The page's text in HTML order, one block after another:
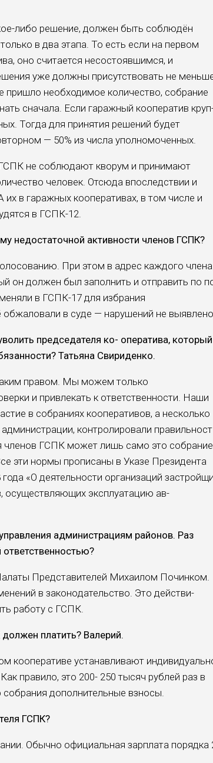
либо решение, должен быть со­блюдён
в два этапа. То есть если на первом
оно считается не­состоявшимся, и
уже долж­ны присутствовать не
при­шло необходимое количе­ство, собрание
сначала. Если гаражный кооператив
Тог­да для принятия решений будет
— 50% из числа упол­номоченных.
не соблюдают кворум и при­нимают
человек. Отсюда впоследствии и
их в гаражных кооперативах, в том числе и
в ГСПК-12.
недостаточной активности членов ГСПК?
При этом в адрес каж­дого члена
он должен был за­полнить и отправить по
в ГСПК-17 для избрания
в суде — нарушений не
председателя ко- оператива, который
Та­тьяна Свириденко.
правом. Мы можем толь­ко
и привлекать к ответствен­ности. Наши
в собраниях коопе­ративов, а несколько
контролировали
чле­нов ГСПК может лишь само это
эти нормы прописаны в Указе Президента
«О деятельно­сти организаций
осущест­вляющих эксплуатацию ав­
администраци­ям районов. Раз
Представителей Михаи­лом Починком.
в законо­дательство. Это действи­
работу с ГСПК.
платить? Ва­лерий.
ко­оперативе устанавливают
правило, это 200- 250 тысяч рублей раз в
до­полнительные взносы.
ГСПК?
Обычно официальная зар­плата порядка